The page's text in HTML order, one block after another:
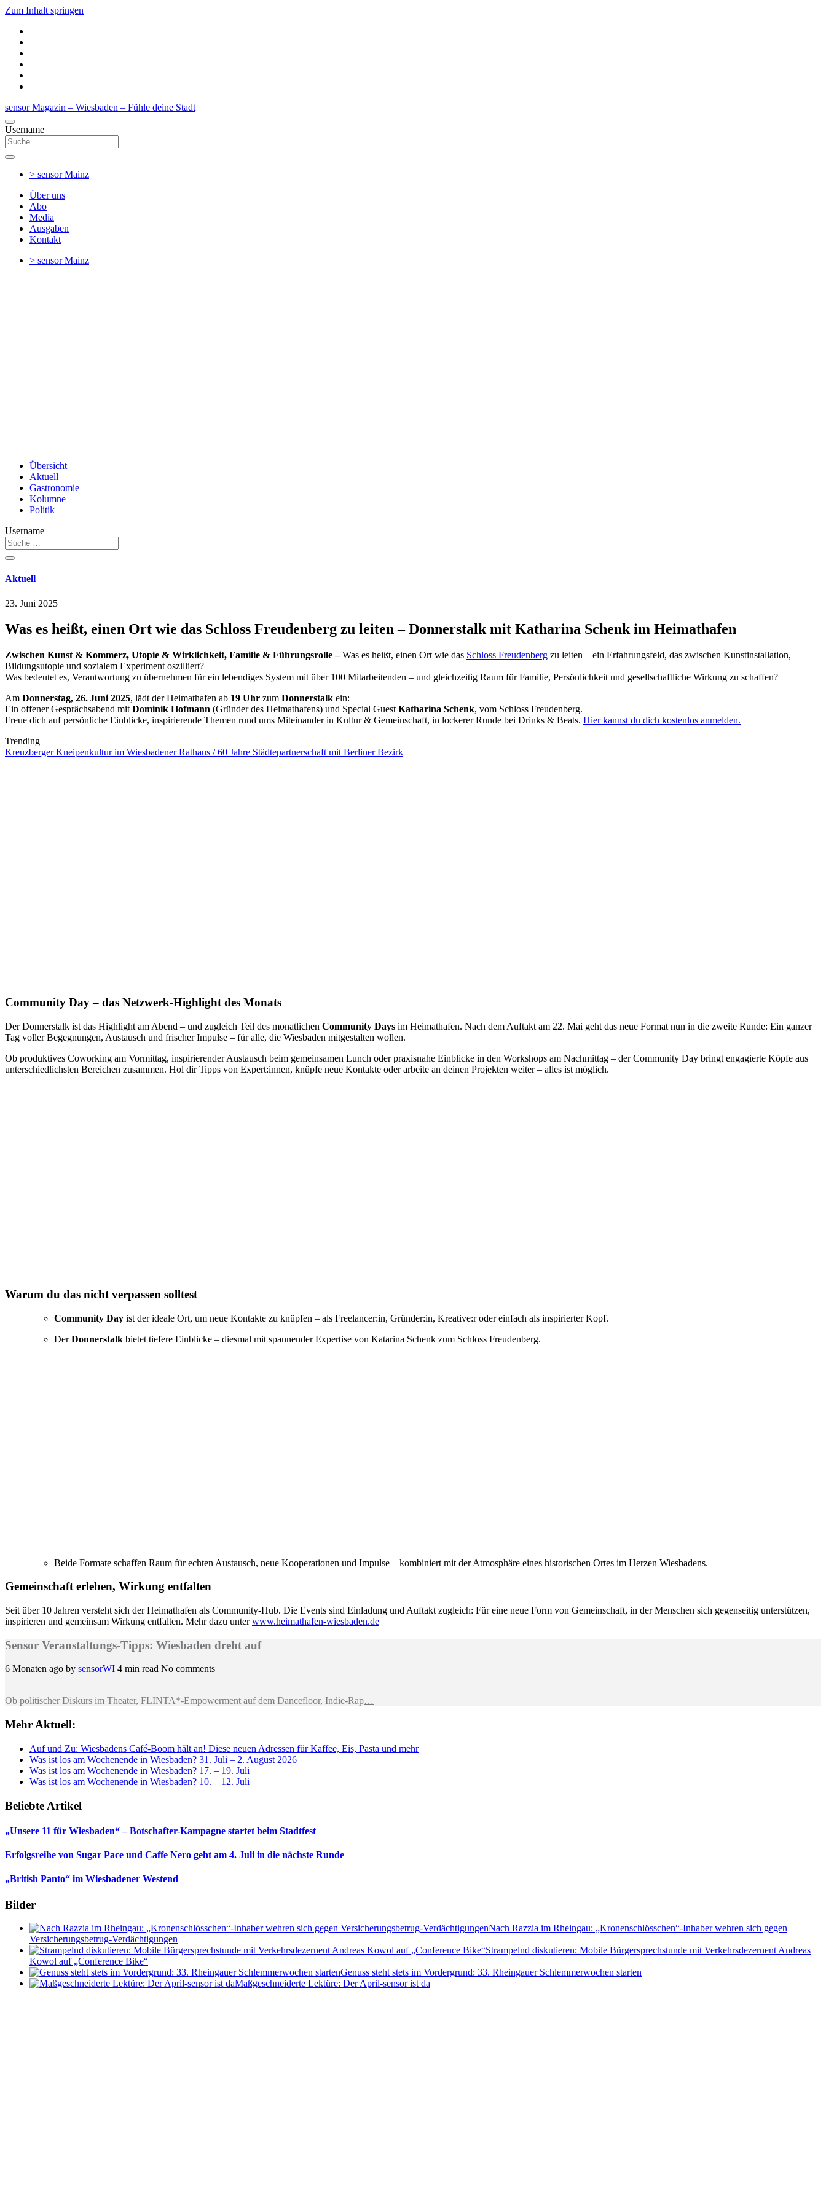
Zum Inhalt springen
sensor Magazin – Wiesbaden – Fühle deine Stadt
Username
> sensorMainz
Über uns
Abo
Media
Ausgaben
Kontakt
> sensorMainz
Übersicht
Aktuell
Gastronomie
Kolumne
Politik
Username
Aktuell
23. Juni 2025 |
Was es heißt, einen Ort wie das Schloss Freudenberg zu leiten – Donnerstalk mit Katharina Schenk im Heimathafen
Zwischen Kunst & Kommerz, Utopie & Wirklichkeit, Familie & Führungsrolle –Was es heißt, einen Ort wie das Schloss Freudenberg zu leiten – ein Erfahrungsfeld, das zwischen Kunstinstallation,
Bildungsutopie und sozialem Experiment oszilliert?
Was bedeutet es, Verantwortung zu übernehmen für ein lebendiges System mit über 100 Mitarbeitenden – und gleichzeitig Raum für Familie, Persönlichkeit und gesellschaftliche Wirkung zu schaffen?
Am Donnerstag, 26. Juni 2025, lädt der Heimathafen ab 19 Uhr zum Donnerstalk ein:
Ein offener Gesprächsabend mit Dominik Hofmann (Gründer des Heimathafens) und Special Guest Katharina Schenk, vom Schloss Freudenberg.
Freue dich auf persönliche Einblicke, inspirierende Themen rund ums Miteinander in Kultur & Gemeinschaft, in lockerer Runde bei Drinks & Beats. Hier kannst du dich kostenlos anmelden.
Trending
Kreuzberger Kneipenkultur im Wiesbadener Rathaus / 60 Jahre Städtepartnerschaft mit Berliner Bezirk
Community Day – das Netzwerk-Highlight des Monats
Der Donnerstalk ist das Highlight am Abend – und zugleich Teil des monatlichen Community Days im Heimathafen. Nach dem Auftakt am 22. Mai geht das neue Format nun in die zweite Runde: Ein ganzer
Tag voller Begegnungen, Austausch und frischer Impulse – für alle, die Wiesbaden mitgestalten wollen.
Ob produktives Coworking am Vormittag, inspirierender Austausch beim gemeinsamen Lunch oder praxisnahe Einblicke in den Workshops am Nachmittag – der Community Day bringt engagierte Köpfe aus
unterschiedlichsten Bereichen zusammen. Hol dir Tipps von Expert:innen, knüpfe neue Kontakte oder arbeite an deinen Projekten weiter – alles ist möglich.
Warum du das nicht verpassen solltest
Community Day ist der ideale Ort, um neue Kontakte zu knüpfen – als Freelancer:in, Gründer:in, Kreative:r oder einfach als inspirierter Kopf.
DerDonnerstalk bietet tiefere Einblicke – diesmal mit spannender Expertise von Katarina Schenk zum Schloss Freudenberg.
Beide Formate schaffen Raum für echten Austausch, neue Kooperationen und Impulse – kombiniert mit der Atmosphäre eines historischen Ortes im Herzen Wiesbadens.
Gemeinschaft erleben, Wirkung entfalten
Seit über 10 Jahren versteht sich der Heimathafen als Community-Hub. Die Events sind Einladung und Auftakt zugleich: Für eine neue Form von Gemeinschaft, in der Menschen sich gegenseitig unterstützen,
inspirieren und gemeinsam Wirkung entfalten. Mehr dazu unterwww.heimathafen-wiesbaden.de
Sensor Veranstaltungs-Tipps: Wiesbaden dreht auf
6 Monaten ago by sensorWI 4 min read No comments
Ob politischer Diskurs im Theater, FLINTA*-Empowerment auf dem Dancefloor, Indie-Rap…
Mehr Aktuell:
Auf und Zu: Wiesbadens Café-Boom hält an! Diese neuen Adressen für Kaffee, Eis, Pasta und mehr
Was ist los am Wochenende in Wiesbaden? 31. Juli – 2. August 2026
Was ist los am Wochenende in Wiesbaden? 17. – 19. Juli
Was ist los am Wochenende in Wiesbaden? 10. – 12. Juli
Beliebte Artikel
„Unsere 11 für Wiesbaden“ – Botschafter-Kampagne startet beim Stadtfest
Erfolgsreihe von Sugar Pace und Caffe Nero geht am 4. Juli in die nächste Runde
„British Panto“ im Wiesbadener Westend
Bilder
Nach Razzia im Rheingau: „Kronenschlösschen“-Inhaber wehren sich gegen
Versicherungsbetrug-Verdächtigungen
Strampelnd diskutieren: Mobile Bürgersprechstunde mit Verkehrsdezernent Andreas
Kowol auf „Conference Bike“
Genuss steht stets im Vordergrund: 33. Rheingauer Schlemmerwochen starten
Maßgeschneiderte Lektüre: Der April-sensor ist da